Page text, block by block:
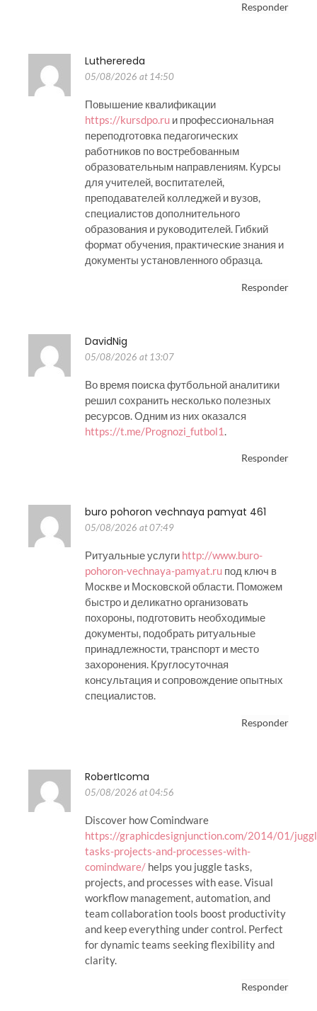
Responder
Lutherereda
05/08/2026 at 14:50
Повышение квалификации
https://kursdpo.ru и профессиональная
переподготовка педагогических
работников по востребованным
образовательным направлениям. Курсы
для учителей, воспитателей,
преподавателей колледжей и вузов,
специалистов дополнительного
образования и руководителей. Гибкий
формат обучения, практические знания и
документы установленного образца.
Responder
DavidNig
05/08/2026 at 13:07
Во время поиска футбольной аналитики
решил сохранить несколько полезных
ресурсов. Одним из них оказался
https://t.me/Prognozi_futbol1.
Responder
buro pohoron vechnaya pamyat 461
05/08/2026 at 07:49
Ритуальные услуги http://www.buro-
pohoron-vechnaya-pamyat.ru под ключ в
Москве и Московской области. Поможем
быстро и деликатно организовать
похороны, подготовить необходимые
документы, подобрать ритуальные
принадлежности, транспорт и место
захоронения. Круглосуточная
консультация и сопровождение опытных
специалистов.
Responder
RobertIcoma
05/08/2026 at 04:56
Discover how Comindware
https://graphicdesignjunction.com/2014/01/
tasks-projects-and-processes-with-
comindware/ helps you juggle tasks,
projects, and processes with ease. Visual
workflow management, automation, and
team collaboration tools boost productivity
and keep everything under control. Perfect
for dynamic teams seeking flexibility and
clarity.
Responder